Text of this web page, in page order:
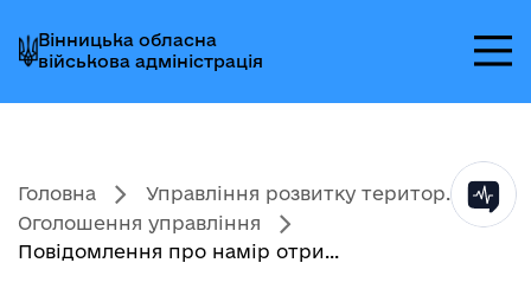
до
головного
меню
до
головного
вмісту
до
головного
колонтитула
Вінницька обласна
військова адміністрація
Головна
Управління розвитку територ...
Оголошення управління
Повідомлення про намір отри...